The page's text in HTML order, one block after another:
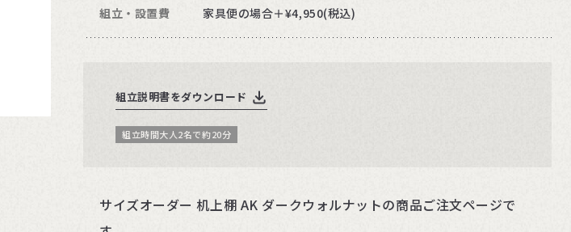
組立・設置費 家具便の場合＋¥4,950(税込)
組立説明書をダウンロード
組立時間大人2名で約20分
サイズオーダー 机上棚 AK ダークウォルナットの商品ご注文ページで